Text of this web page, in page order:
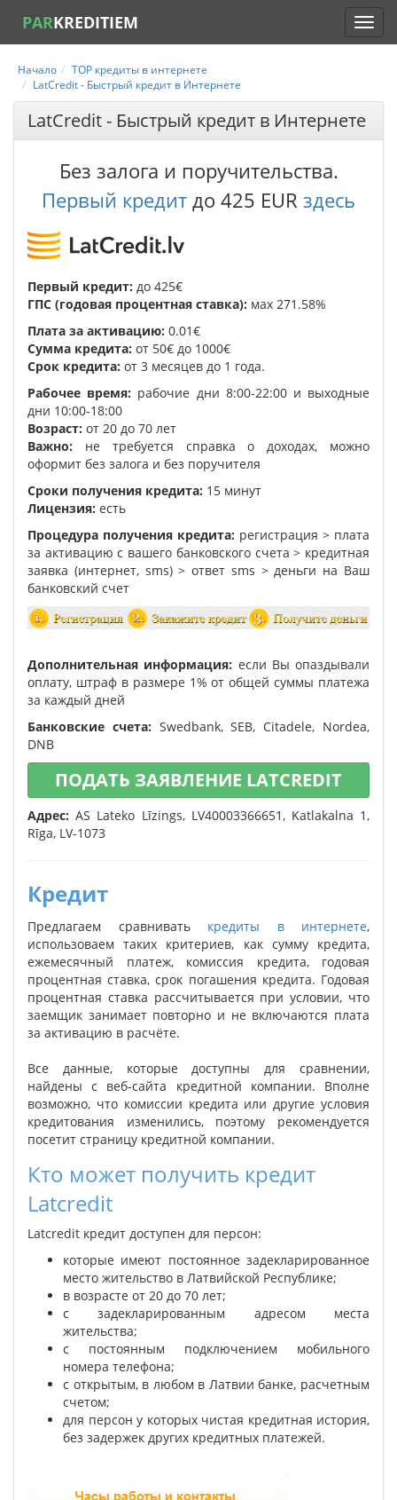
PARKREDITIEM
Начало
TOP кредиты в интернете
LatCredit - Быстрый кредит в Интернете
LatCredit - Быстрый кредит в Интернете
Без залога и поручительства.
Первый кредит до 425 EUR здесь
Первый кредит: до 425€
ГПС (годовая процентная ставка): мах 271.58%
Плата за активацию: 0.01€
Сумма кредита: от 50€ до 1000€
Срок кредита: от 3 месяцев до 1 года.
Рабочее время: рабочие дни 8:00-22:00 и выходные
дни 10:00-18:00
Возраст: от 20 до 70 лет
Важно: не требуется справка о доходах, можно
оформит без залога и без поручителя
Сроки получения кредита: 15 минут
Лицензия: есть
Процедура получения кредита: регистрация > плата
за активацию с вашего банковского счета > кредитная
заявка (интернет, sms) > ответ sms > деньги на Ваш
банковский счет
Дополнительная информация: если Вы опаздывали
оплату, штраф в размере 1% от общей суммы платежа
за каждый дней
Банковские счета: Swedbank, SEB, Citadele, Nordea,
DNB
ПОДАТЬ ЗАЯВЛЕНИЕ LATCREDIT
Адрес:AS Lateko Līzings, LV40003366651, Katlakalna 1,
Rīga, LV-1073
Кредит
Предлагаем сравнивать кредиты в интернете,
использоваем таких критериев, как сумму кредита,
ежемесячный платеж, комиссия кредита, годовая
процентная ставка, срок погашения кредита. Годовая
процентная ставка рассчитывается при условии, что
заемщик занимает повторно и не включаются плата
за активацию в расчёте.
Все данные, которые доступны для сравнении,
найдены с веб-сайта кредитной компании. Вполне
возможно, что комиссии кредита или другие условия
кредитования изменились, поэтому рекомендуется
посетит страницу кредитной компании.
Кто может получить кредит
Latcredit
Latcredit кредит доступен для персон:
которые имеют постоянное задекларированное
место жительство в Латвийской Республике;
в возрасте от 20 до 70 лет;
с задекларированным адресом места
жительства;
с постоянным подключением мобильного
номера телефона;
с открытым, в любом в Латвии банке, расчетным
счетом;
для персон у которых чистая кредитная история,
без задержек других кредитных платежей.